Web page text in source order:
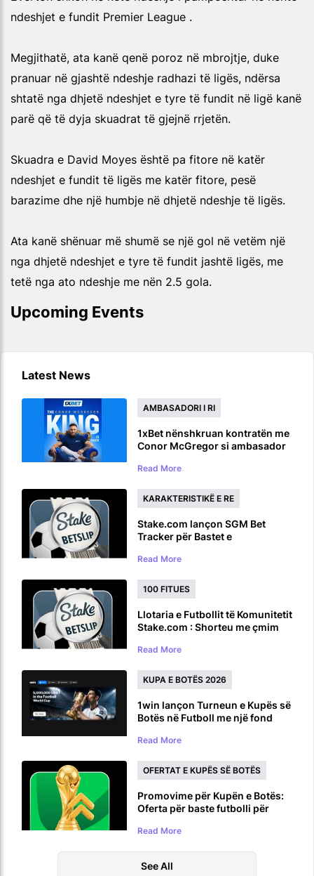
ndeshjet e fundit Premier League .
Megjithatë, ata kanë qenë poroz në mbrojtje, duke
pranuar në gjashtë ndeshje radhazi të ligës, ndërsa
shtatë nga dhjetë ndeshjet e tyre të fundit në ligë kanë
parë që të dyja skuadrat të gjejnë rrjetën.
Skuadra e David Moyes është pa fitore në katër
ndeshjet e fundit të ligës me katër fitore, pesë
barazime dhe një humbje në dhjetë ndeshje të ligës.
Ata kanë shënuar më shumë se një gol në vetëm një
nga dhjetë ndeshjet e tyre të fundit jashtë ligës, me
tetë nga ato ndeshje me nën 2.5 gola.
Upcoming Events
Latest News
AMBASADORI I RI
1xBet nënshkruan kontratën me
Conor McGregor si ambasador
rikthimit UFC
Read More
KARAKTERISTIKË E RE
Stake.com lançon SGM Bet
Tracker për Bastet e
Read More
100 FITUES
Llotaria e Futbollit të Komunitetit
Stake.com : Shorteu me çmim
Kupën e Botës
Read More
KUPA E BOTËS 2026
1win lançon Turneun e Kupës së
Botës në Futboll me një fond
Read More
OFERTAT E KUPËS SË BOTËS
Promovime për Kupën e Botës:
Oferta për baste futbolli për
Read More
See All